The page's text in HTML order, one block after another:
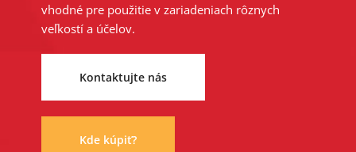
vhodné pre použitie v zariadeniach rôznych
veľkostí a účelov.
Kontaktujte nás
Kde kúpiť?